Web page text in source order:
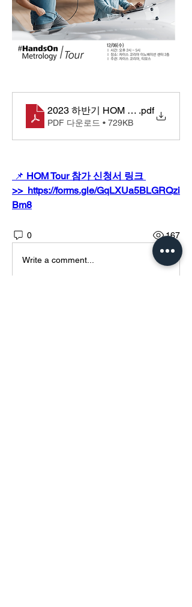
2023 하반기 HOM Tour초청장
.pdf
PDF 다운로드 • 729KB
📌 HOM Tour 참가 신청서 링크
>>  https://forms.gle/GqLXUa5BLGRQzi
Bm8
0 167
Write a comment...